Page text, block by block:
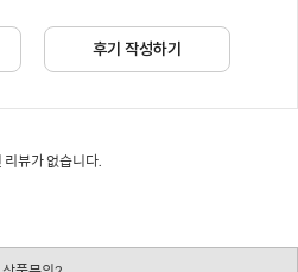
후기 작성하기
리뷰가 없습니다.